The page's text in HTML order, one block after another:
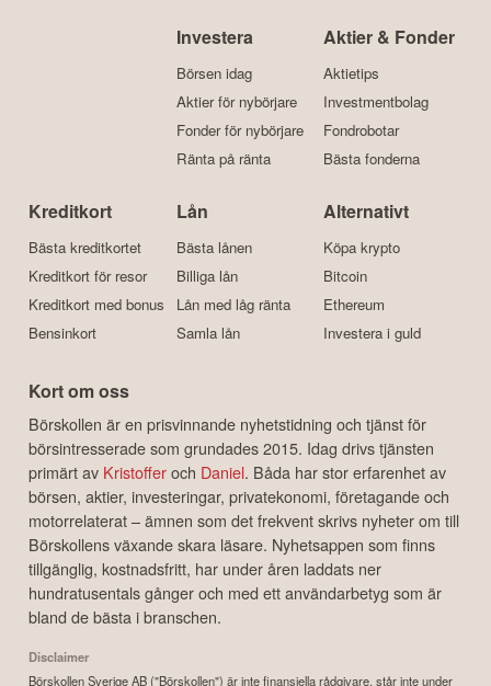
Investera
Börsen idag
Aktier för nybörjare
Fonder för nybörjare
Ränta på ränta
Aktier & Fonder
Aktietips
Investmentbolag
Fondrobotar
Bästa fonderna
Kreditkort
Bästa kreditkortet
Kreditkort för resor
Kreditkort med bonus
Bensinkort
Lån
Bästa lånen
Billiga lån
Lån med låg ränta
Samla lån
Alternativt
Köpa krypto
Bitcoin
Ethereum
Investera i guld
Kort om oss
Börskollen är en prisvinnande nyhetstidning och tjänst för
börsintresserade som grundades 2015. Idag drivs tjänsten
primärt av Kristofferoch Daniel. Båda har stor erfarenhet av
börsen, aktier, investeringar, privatekonomi, företagande och
motorrelaterat – ämnen som det frekvent skrivs nyheter om till
Börskollens växande skara läsare. Nyhetsappen som finns
tillgänglig, kostnadsfritt, har under åren laddats ner
hundratusentals gånger och med ett användarbetyg som är
bland de bästa i branschen.
Disclaimer
Börskollen Sverige AB ("Börskollen") är inte finansiella rådgivare, står inte under